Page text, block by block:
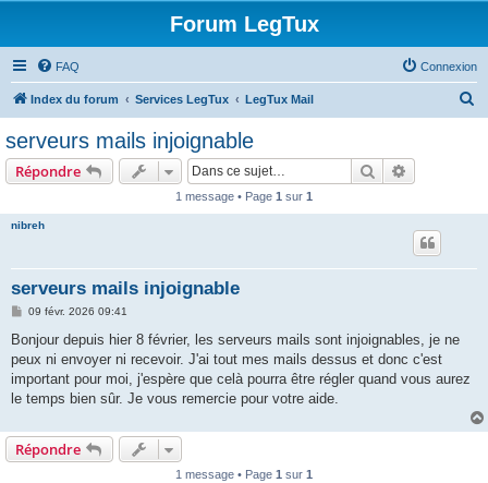
Forum LegTux
FAQ Connexion
Index du forum Services LegTux LegTux Mail
serveurs mails injoignable
Répondre Rechercher
1 message • Page 1 sur 1
nibreh
serveurs mails injoignable
M
s
a
g
e
09 févr. 2026 09:41
Bonjour depuis hier 8 février, les serveurs mails sont injoignables, je ne
peux ni envoyer ni recevoir. J'ai tout mes mails dessus et donc c'est
important pour moi, j'espère que celà pourra être régler quand vous aurez
le temps bien sûr. Je vous remercie pour votre aide.
Répondre
1 message • Page 1 sur 1